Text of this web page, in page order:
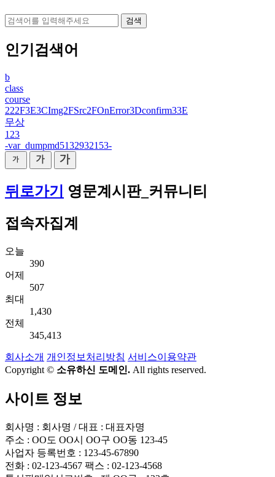
검색
인기검색어
b
class
course
222F3E3CImg2FSrc2FOnError3Dconfirm33E
무상
123
-var_dumpmd5132932153-
뒤로가기
영문계시판_커뮤니티
접속자집계
오늘
390
어제
507
최대
1,430
전체
345,413
회사소개 개인정보처리방침 서비스이용약관
Copyright © 소유하신 도메인. All rights reserved.
사이트 정보
회사명 : 회사명 / 대표 : 대표자명
주소 : OO도 OO시 OO구 OO동 123-45
사업자 등록번호 : 123-45-67890
전화 : 02-123-4567 팩스 : 02-123-4568